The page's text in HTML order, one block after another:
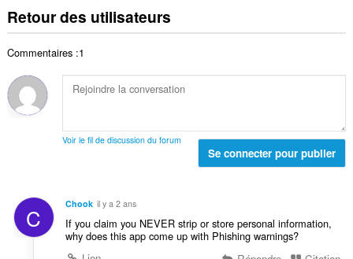
e
s
e
n
e
s
o
t
d
e
t
b
t
o
l
o
e
s
Retour des utilisateurs
Commentaires :1
Voir le fil de discussion du forum
Se connecter pour publier
C Chook il y a 2 ans
If you claim you NEVER strip or store personal information,
why does this app come up with Phishing warnings?